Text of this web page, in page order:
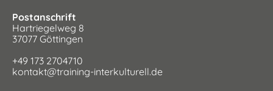
Postanschrift
Hartriegelweg 8
37077 Göttingen
+49 173 2704710
kontakt@training-interkulturell.de